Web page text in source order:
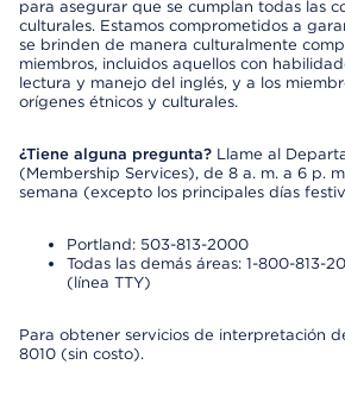
para asegurar que se cumplan todas las
culturales. Estamos comprometidos a
se brinden de manera culturalmente
miembros, incluidos aquellos con
lectura y manejo del inglés, y a los
orígenes étnicos y culturales.
¿Tiene alguna pregunta? Llame al
(Membership Services), de 8 a. m. a 6 p.
semana (excepto los principales días
Portland: 503-813-2000
Todas las demás áreas: 1-800-813-
(línea TTY)
Para obtener servicios de interpretación
8010 (sin costo).